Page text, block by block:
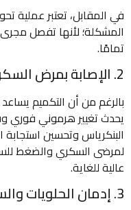
في المقابل، تعتبر عملية
المشكلة؛ لأنها تفصل
تمامًا.
2. الإصابة بمرض السكري النوع الثاني
بالرغم من أن التكميم
يحدث تغيير هرموني فوري
البنكرياس وتحسين
لمرضى السكري والضغط
عالية للغاية.
3. إدمان الحلويات والسكريات